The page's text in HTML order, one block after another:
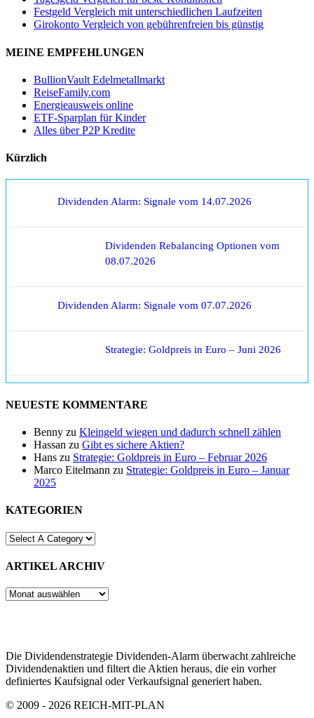
Festgeld Vergleich mit unterschiedlichen Laufzeiten
Girokonto Vergleich von gebührenfreien bis günstig
MEINE EMPFEHLUNGEN
BullionVault Edelmetallmarkt
ReiseFamily.com
Energieausweis online
ETF-Sparplan für Kinder
Alles über P2P Kredite
Kürzlich
Dividenden Alarm: Signale vom 14.07.2026
Dividenden Rebalancing Optionen vom
08.07.2026
Dividenden Alarm: Signale vom 07.07.2026
Strategie: Goldpreis in Euro – Juni 2026
NEUESTE KOMMENTARE
Benny zu Kleingeld wiegen und dadurch schnell zählen
Hassan zu Gibt es sichere Aktien?
Hans zu Strategie: Goldpreis in Euro – Februar 2026
Marco Eitelmann zu Strategie: Goldpreis in Euro – Januar
2025
KATEGORIEN
ARTIKEL ARCHIV
ARTIKEL
Die Dividendenstrategie Dividenden-Alarm überwacht zahlreiche
Dividendenaktien und filtert die Aktien heraus, die ein vorher
definiertes Kaufsignal oder Verkaufsignal generiert haben.
© 2009 - 2026 REICH-MIT-PLAN